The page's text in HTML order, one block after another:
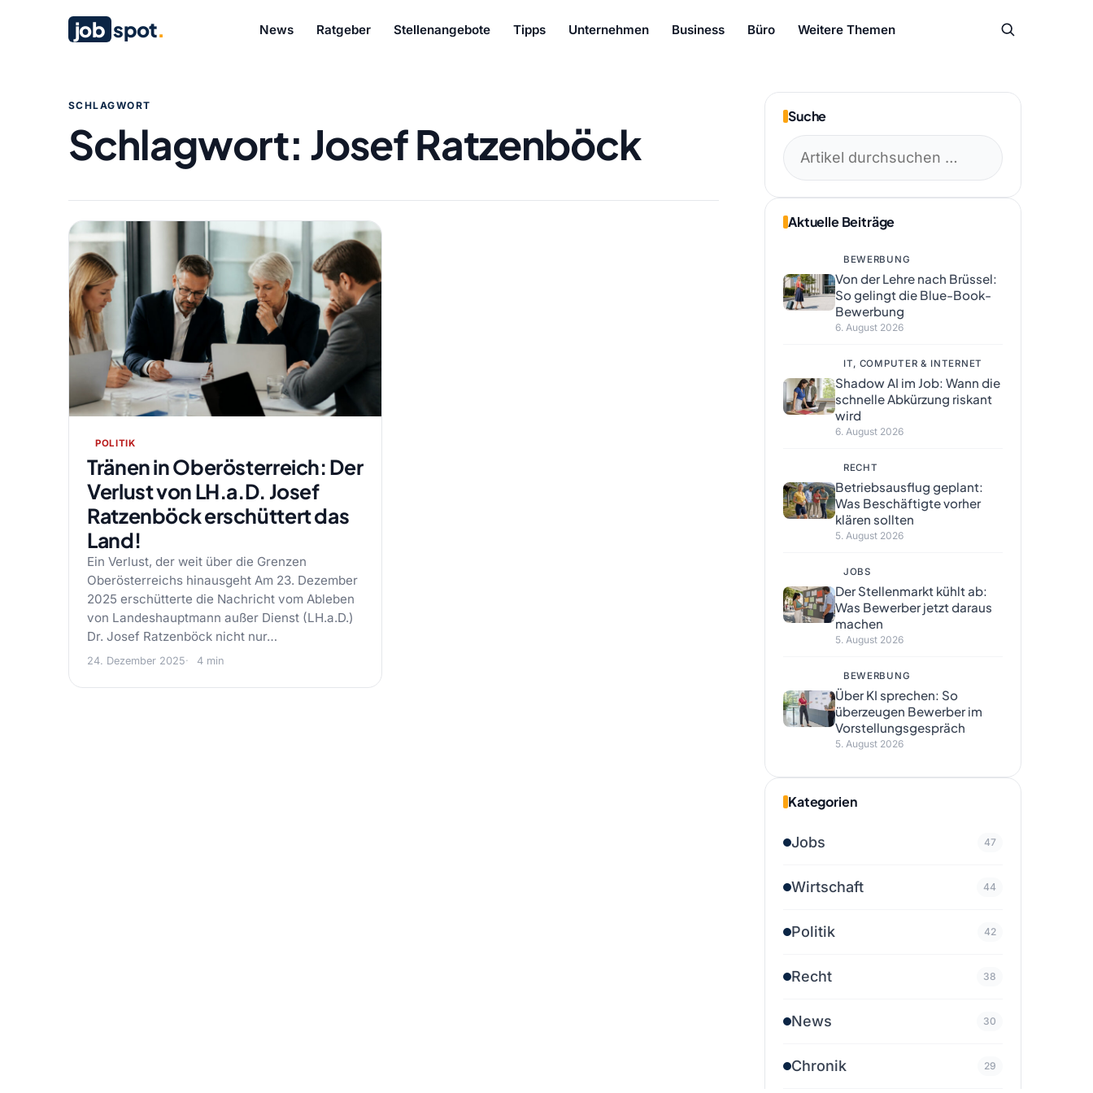
job spot. News Ratgeber Stellenangebote Tipps Unternehmen Business Büro Weitere Themen
SCHLAGWORT
Schlagwort: Josef Ratzenböck
POLITIK
Tränen in Oberösterreich: Der
Verlust von LH.a.D. Josef
Ratzenböck erschüttert das
Land!
Ein Verlust, der weit über die Grenzen
Oberösterreichs hinausgeht Am 23. Dezember
2025 erschütterte die Nachricht vom Ableben
von Landeshauptmann außer Dienst (LH.a.D.)
Dr. Josef Ratzenböck nicht nur…
24. Dezember 2025 4 min
Suche
Aktuelle Beiträge
BEWERBUNG
Von der Lehre nach Brüssel:
So gelingt die Blue-Book-
Bewerbung
6. August 2026
IT, COMPUTER & INTERNET
Shadow AI im Job: Wann die
schnelle Abkürzung riskant
wird
6. August 2026
RECHT
Betriebsausflug geplant:
Was Beschäftigte vorher
klären sollten
5. August 2026
JOBS
Der Stellenmarkt kühlt ab:
Was Bewerber jetzt daraus
machen
5. August 2026
BEWERBUNG
Über KI sprechen: So
überzeugen Bewerber im
Vorstellungsgespräch
5. August 2026
Kategorien
Jobs 47
Wirtschaft 44
Politik 42
Recht 38
News 30
Chronik 29